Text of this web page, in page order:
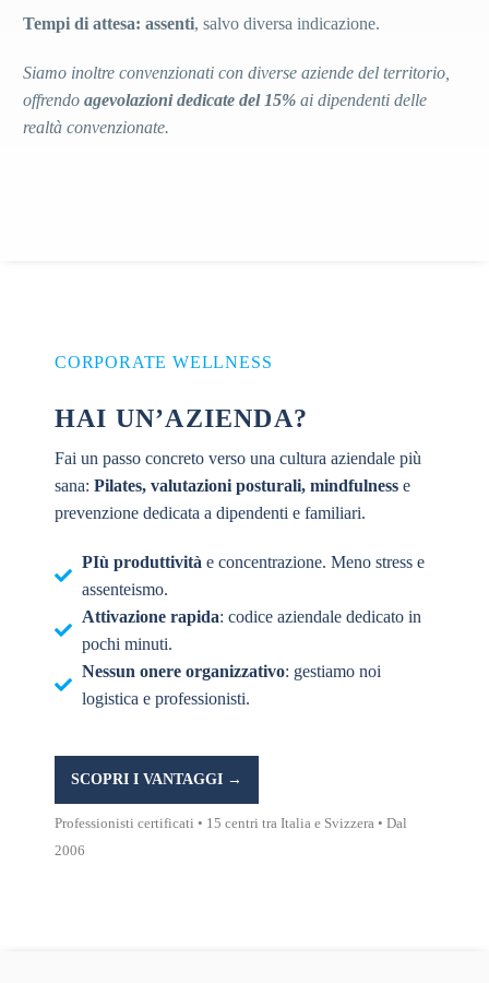
Tempi di attesa: assenti, salvo diversa indicazione.
Siamo inoltre convenzionati con diverse aziende del territorio,
offrendo agevolazioni dedicate del 15% ai dipendenti delle
realtà convenzionate.
CORPORATE WELLNESS
HAI UN’AZIENDA?
Fai un passo concreto verso una cultura aziendale più
sana: Pilates, valutazioni posturali, mindfulness e
prevenzione dedicata a dipendenti e familiari.
PIù produttività e concentrazione. Meno stress e
assenteismo.
Attivazione rapida: codice aziendale dedicato in
pochi minuti.
Nessun onere organizzativo: gestiamo noi
logistica e professionisti.
SCOPRI I VANTAGGI →
Professionisti certificati • 15 centri tra Italia e Svizzera • Dal
2006